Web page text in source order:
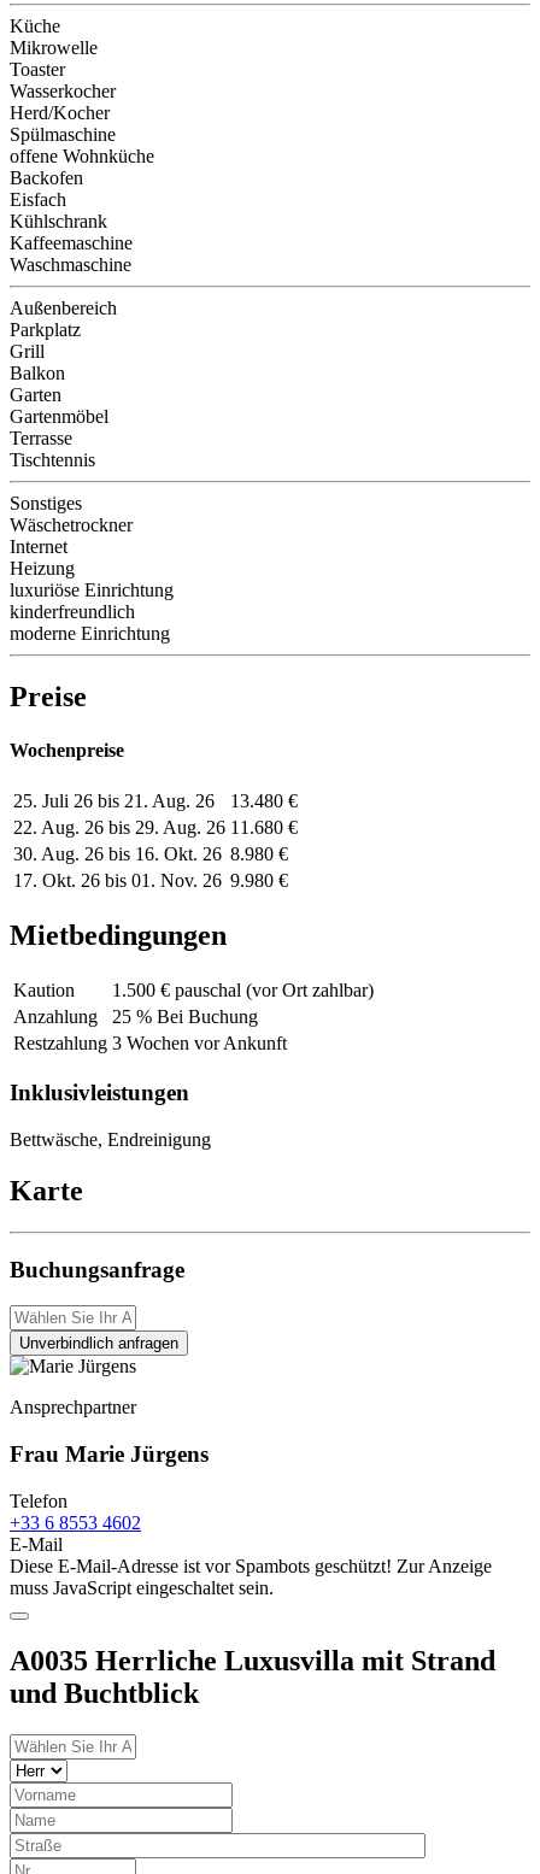
Küche
Mikrowelle
Toaster
Wasserkocher
Herd/Kocher
Spülmaschine
offene Wohnküche
Backofen
Eisfach
Kühlschrank
Kaffeemaschine
Waschmaschine
Außenbereich
Parkplatz
Grill
Balkon
Garten
Gartenmöbel
Terrasse
Tischtennis
Sonstiges
Wäschetrockner
Internet
Heizung
luxuriöse Einrichtung
kinderfreundlich
moderne Einrichtung
Preise
Wochenpreise
25. Juli 26 bis 21. Aug. 26
13.480 €
22. Aug. 26 bis 29. Aug. 26 11.680 €
30. Aug. 26 bis 16. Okt. 26 8.980 €
17. Okt. 26 bis 01. Nov. 26 9.980 €
Mietbedingungen
Kaution
1.500 € pauschal (vor Ort zahlbar)
Anzahlung
25 % Bei Buchung
Restzahlung 3 Wochen vor Ankunft
Inklusivleistungen
Bettwäsche, Endreinigung
Karte
Buchungsanfrage
Unverbindlich anfragen
Ansprechpartner
Frau Marie Jürgens
Telefon
+33 6 8553 4602
E-Mail
Diese E-Mail-Adresse ist vor Spambots geschützt! Zur Anzeige
muss JavaScript eingeschaltet sein.
A0035 Herrliche Luxusvilla mit Strand
und Buchtblick